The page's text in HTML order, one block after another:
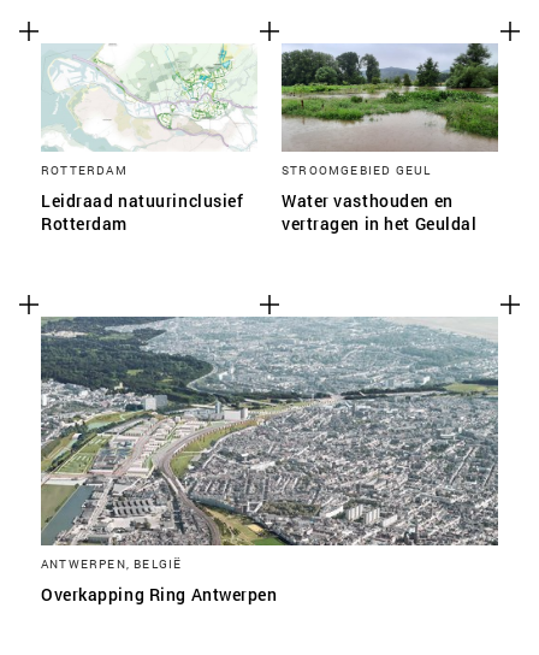
ROTTERDAM
Leidraad natuurinclusief
Rotterdam
STROOMGEBIED GEUL
Water vasthouden en
vertragen in het Geuldal
ANTWERPEN, BELGIË
Overkapping Ring Antwerpen